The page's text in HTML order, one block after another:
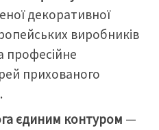
декоративної
виробників
професійне
прихованого
єдиним контуром —